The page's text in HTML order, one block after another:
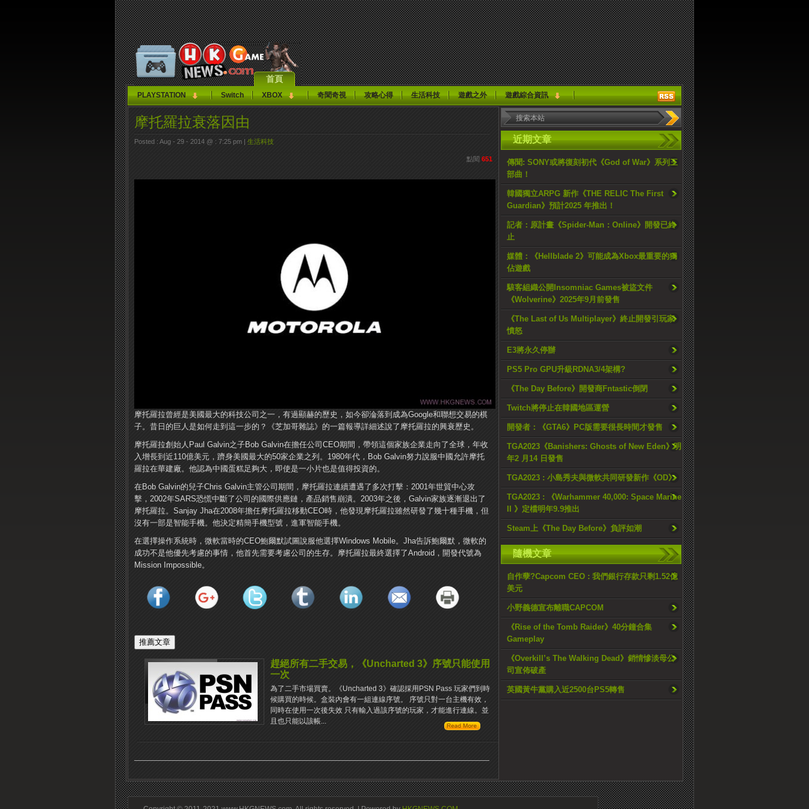
首頁
PLAYSTATION Switch XBOX 奇聞奇視 攻略心得 生活科技 遊戲之外 遊戲綜合資訊
近期文章
傳聞: SONY或將復刻初代《God of War》系列三
部曲！
韓國獨立ARPG 新作《THE RELIC The First
Guardian》預計2025 年推出！
記者：原計畫《Spider-Man：Online》開發已終
止
媒體：《Hellblade 2》可能成為Xbox最重要的獨
佔遊戲
駭客組織公開Insomniac Games被盜文件
《Wolverine》2025年9月前發售
《The Last of Us Multiplayer》終止開發引玩家
憤怒
E3將永久停辦
PS5 Pro GPU升級RDNA3/4架構?
《The Day Before》開發商Fntastic倒閉
Twitch將停止在韓國地區運營
開發者：《GTA6》PC版需要很長時間才發售
TGA2023《Banishers: Ghosts of New Eden》明
年2 月14 日發售
TGA2023 : 小島秀夫與微軟共同研發新作《OD》
TGA2023 : 《Warhammer 40,000: Space Marine
II 》定檔明年9.9推出
Steam上《The Day Before》負評如潮
隨機文章
自作孽?Capcom CEO : 我們銀行存款只剩1.52億
美元
小野義德宣布離職CAPCOM
《Rise of the Tomb Raider》40分鐘合集
Gameplay
《Overkill’s The Walking Dead》銷情慘淡母公
司宣佈破產
英國黃牛黨購入近2500台PS5轉售
摩托羅拉衰落因由
Posted : Aug - 29 - 2014 @ : 7:25 pm | 生活科技
點閱 651
摩托羅拉曾經是美國最大的科技公司之一，有過顯赫的歷史，如今卻淪落到成為Google和聯想交易的棋
子。昔日的巨人是如何走到這一步的？《芝加哥雜誌》的一篇報導詳細述說了摩托羅拉的興衰歷史。
摩托羅拉創始人Paul Galvin之子Bob Galvin在擔任公司CEO期間，帶領這個家族企業走向了全球，年收
入增長到近110億美元，躋身美國最大的50家企業之列。1980年代，Bob Galvin努力說服中國允許摩托
羅拉在華建廠。他認為中國蛋糕足夠大，即使是一小片也是值得投資的。
在Bob Galvin的兒子Chris Galvin主管公司期間，摩托羅拉連續遭遇了多次打擊：2001年世貿中心攻
擊，2002年SARS恐慌中斷了公司的國際供應鏈，產品銷售崩潰。2003年之後，Galvin家族逐漸退出了
摩托羅拉。Sanjay Jha在2008年擔任摩托羅拉移動CEO時，他發現摩托羅拉雖然研發了幾十種手機，但
沒有一部是智能手機。他決定精簡手機型號，進軍智能手機。
在選擇操作系統時，微軟當時的CEO鮑爾默試圖說服他選擇Windows Mobile。Jha告訴鮑爾默，微軟的
成功不是他優先考慮的事情，他首先需要考慮公司的生存。摩托羅拉最終選擇了Android，開發代號為
Mission Impossible。
趕絕所有二手交易，《Uncharted 3》序號只能使用
一次
為了二手市場買賣。《Uncharted 3》確認採用PSN Pass 玩家們到時
候購買的時候。盒裝內會有一組連線序號。 序號只對一台主機有效，
同時在使用一次後失效 只有輸入過該序號的玩家，才能進行連線。並
且也只能以該帳...